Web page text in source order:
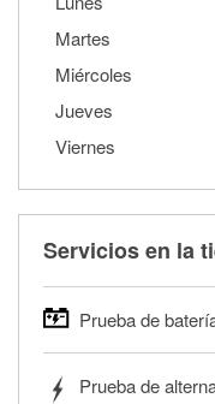
Martes
Miércoles
Jueves
Viernes
Servicios en la
Prueba de
autos, camionetas,
Prueba de